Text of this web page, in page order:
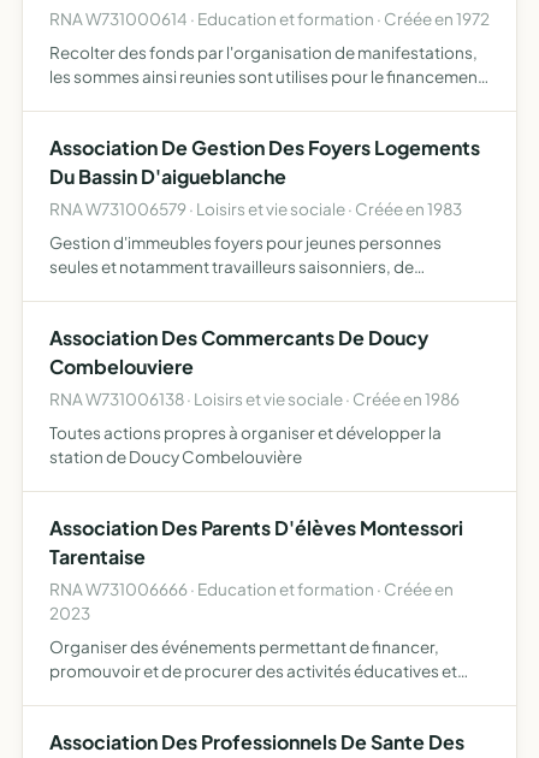
RNA W731000614 · Education et formation · Créée en 1972
Recolter des fonds par l'organisation de manifestations,
les sommes ainsi reunies sont utilises pour le financement
Association De Gestion Des Foyers Logements
Du Bassin D'aigueblanche
RNA W731006579 · Loisirs et vie sociale · Créée en 1983
Gestion d'immeubles foyers pour jeunes personnes
seules et notamment travailleurs saisonniers, de
Association Des Commercants De Doucy
Combelouviere
RNA W731006138 · Loisirs et vie sociale · Créée en 1986
Toutes actions propres à organiser et développer la
station de Doucy Combelouvière
Association Des Parents D'élèves Montessori
Tarentaise
RNA W731006666 · Education et formation · Créée en
2023
Organiser des événements permettant de financer,
promouvoir et de procurer des activités éducatives et
exp…
Association Des Professionnels De Sante Des